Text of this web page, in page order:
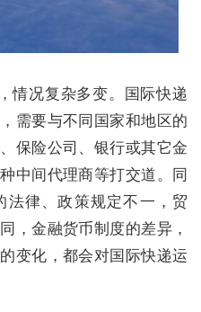
情况复杂多变。国际快递
需要与不同国家和地区的
保险公司、银行或其它金
中间代理商等打交道。同
法律、政策规定不一，贸
，金融货币制度的差异，
变化，都会对国际快递运